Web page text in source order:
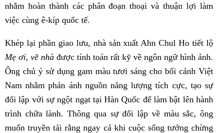
nhằm hoàn thành các phân đoạn thoại và thuận lợi làm
việc cùng ê-kíp quốc tế.
Khép lại phần giao lưu, nhà sản xuất Ahn Chul Ho tiết lộ
Mẹ ơi, về nhà được tính toán rất kỹ về ngôn ngữ hình ảnh.
Ông chủ ý sử dụng gam màu tươi sáng cho bối cảnh Việt
Nam nhằm phản ánh nguồn năng lượng tích cực, tạo sự
đối lập với sự ngột ngạt tại Hàn Quốc để làm bật lên hành
trình chữa lành. Thông qua sự đối lập về màu sắc, ông
muốn truyền tải rằng ngay cả khi cuộc sống tưởng chừng